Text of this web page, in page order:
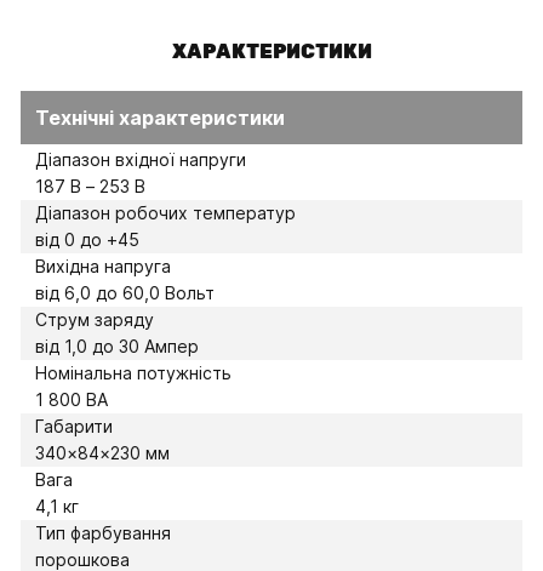
ХАРАКТЕРИСТИКИ
Технічні характеристики
Діапазон вхідної напруги
187 В – 253 В
Діапазон робочих температур
від 0 до +45
Вихідна напруга
від 6,0 до 60,0 Вольт
Струм заряду
від 1,0 до 30 Ампер
Номінальна потужність
1 800 ВА
Габарити
340×84×230 мм
Вага
4,1 кг
Тип фарбування
порошкова